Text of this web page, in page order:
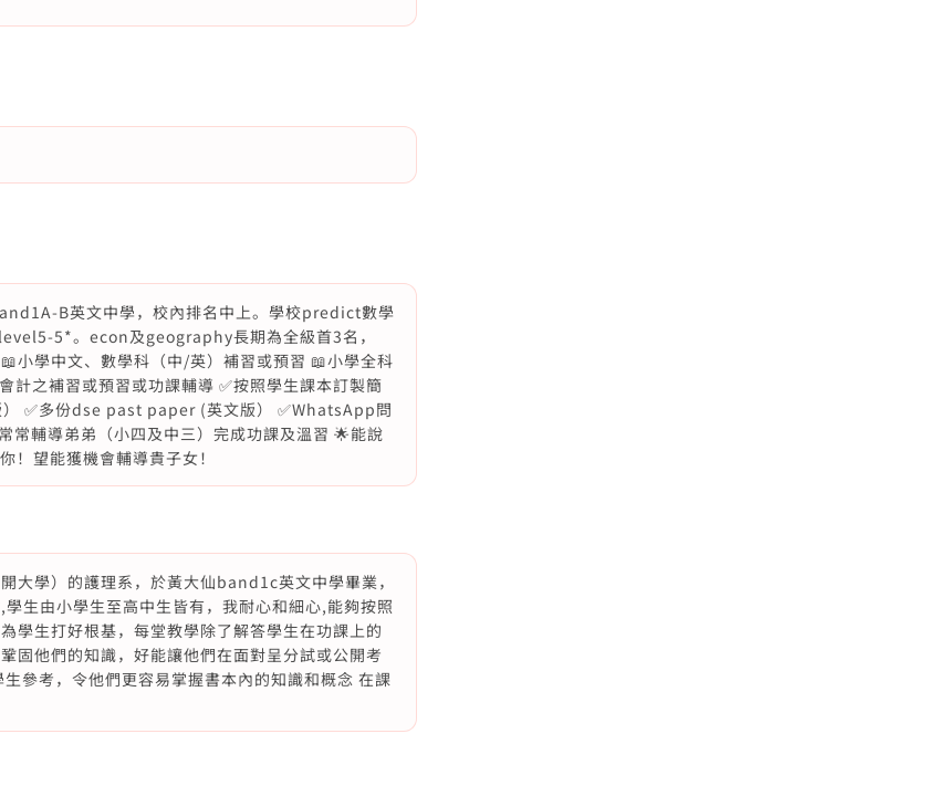
B英文中學，校內排名中上。學校predict數學
5*。econ及geography長期為全級首3名，
學中文、數學科（中/英）補習或預習 📖小學全科
計之補習或預習或功課輔導 ✅按照學生課本訂製簡
✅多份dse past paper (英文版） ✅WhatsApp問
常輔導弟弟（小四及中三）完成功課及溫習 🌟能說
！望能獲機會輔導貴子女！
大學）的護理系，於黃大仙band1c英文中學畢業，
生由小學生至高中生皆有，我耐心和細心,能夠按照
學生打好根基，每堂教學除了解答學生在功課上的
固他們的知識，好能讓他們在面對呈分試或公開考
參考，令他們更容易掌握書本內的知識和概念 在課